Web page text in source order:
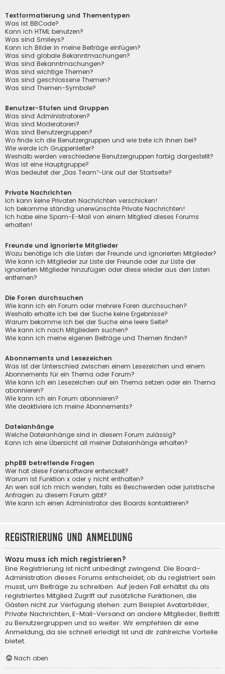
Textformatierung und Thementypen
Was ist BBCode?
Kann ich HTML benutzen?
Was sind Smileys?
Kann ich Bilder in meine Beiträge einfügen?
Was sind globale Bekanntmachungen?
Was sind Bekanntmachungen?
Was sind wichtige Themen?
Was sind geschlossene Themen?
Was sind Themen-Symbole?
Benutzer-Stufen und Gruppen
Was sind Administratoren?
Was sind Moderatoren?
Was sind Benutzergruppen?
Wo finde ich die Benutzergruppen und wie trete ich ihnen bei?
Wie werde ich Gruppenleiter?
Weshalb werden verschiedene Benutzergruppen farbig dargestellt?
Was ist eine Hauptgruppe?
Was bedeutet der „Das Team“-Link auf der Startseite?
Private Nachrichten
Ich kann keine Privaten Nachrichten verschicken!
Ich bekomme ständig unerwünschte Private Nachrichten!
Ich habe eine Spam-E-Mail von einem Mitglied dieses Forums
erhalten!
Freunde und ignorierte Mitglieder
Wozu benötige ich die Listen der Freunde und ignorierten Mitglieder?
Wie kann ich Mitglieder zur Liste der Freunde oder zur Liste der
ignorierten Mitglieder hinzufügen oder diese wieder aus den Listen
entfernen?
Die Foren durchsuchen
Wie kann ich ein Forum oder mehrere Foren durchsuchen?
Weshalb erhalte ich bei der Suche keine Ergebnisse?
Warum bekomme ich bei der Suche eine leere Seite?
Wie kann ich nach Mitgliedern suchen?
Wie kann ich meine eigenen Beiträge und Themen finden?
Abonnements und Lesezeichen
Was ist der Unterschied zwischen einem Lesezeichen und einem
Abonnements für ein Thema oder Forum?
Wie kann ich ein Lesezeichen auf ein Thema setzen oder ein Thema
abonnieren?
Wie kann ich ein Forum abonnieren?
Wie deaktiviere ich meine Abonnements?
Dateianhänge
Welche Dateianhänge sind in diesem Forum zulässig?
Kann ich eine Übersicht all meiner Dateianhänge erhalten?
phpBB betreffende Fragen
Wer hat diese Forensoftware entwickelt?
Warum ist Funktion x oder y nicht enthalten?
An wen soll ich mich wenden, falls es Beschwerden oder juristische
Anfragen zu diesem Forum gibt?
Wie kann ich einen Administrator des Boards kontaktieren?
Registrierung und Anmeldung
Wozu muss ich mich registrieren?
Eine Registrierung ist nicht unbedingt zwingend. Die Board-
Administration dieses Forums entscheidet, ob du registriert sein
musst, um Beiträge zu schreiben. Auf jeden Fall erhältst du als
registriertes Mitglied Zugriff auf zusätzliche Funktionen, die
Gästen nicht zur Verfügung stehen: zum Beispiel Avatarbilder,
Private Nachrichten, E-Mail-Versand an andere Mitglieder, Beitritt
zu Benutzergruppen und so weiter. Wir empfehlen dir eine
Anmeldung, da sie schnell erledigt ist und dir zahlreiche Vorteile
bietet.
Nach oben